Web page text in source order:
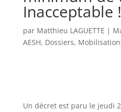
Inacceptable !
par Matthieu LAGUETTE |
AESH, Dossiers,
Un décret est paru le jeudi